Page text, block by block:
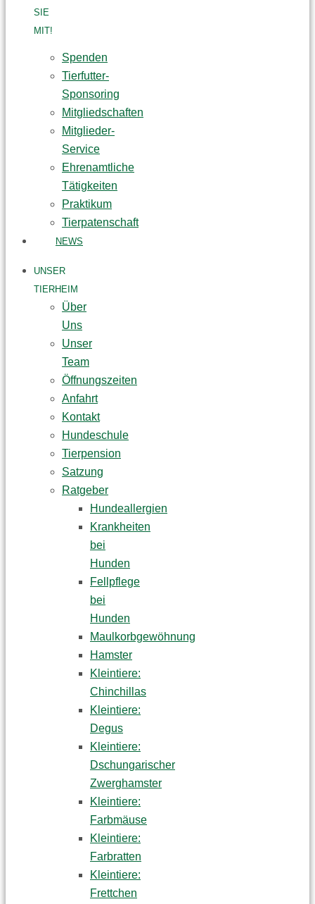
SIE
MIT!
Spenden
Tierfutter-
Sponsoring
Mitgliedschaften
Mitglieder-
Service
Ehrenamtliche
Tätigkeiten
Praktikum
Tierpatenschaft
NEWS
UNSER
TIERHEIM
Über
Uns
Unser
Team
Öffnungszeiten
Anfahrt
Kontakt
Hundeschule
Tierpension
Satzung
Ratgeber
Hundeallergien
Krankheiten
bei
Hunden
Fellpflege
bei
Hunden
Maulkorbgewöhnung
Hamster
Kleintiere:
Chinchillas
Kleintiere:
Degus
Kleintiere:
Dschungarischer
Zwerghamster
Kleintiere:
Farbmäuse
Kleintiere:
Farbratten
Kleintiere:
Frettchen